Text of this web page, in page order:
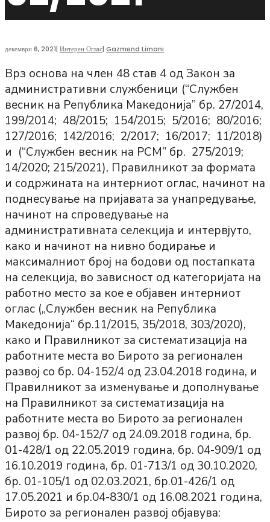
декември 6, 2021| Интерен Оглас| Gazmend Limani
Врз основа на член 48 став 4 од Закон за
административни службеници (“Службен
весник на Република Македонија” бр. 27/2014,
199/2014; 48/2015; 154/2015; 5/2016; 80/2016;
127/2016; 142/2016; 2/2017; 16/2017; 11/2018)
и (“Службен весник на РСМ” бр. 275/2019;
14/2020; 215/2021), Правилникот за формата
и содржината на интерниот оглас, начинот на
поднесување на пријавата за унапредување,
начинот на спроведување на
административната селекција и интервјуто,
како и начинот на нивно бодирање и
максималниот број на бодови од постапката
на селекција, во зависност од категоријата на
работно место за кое е објавен интерниот
оглас („Службен весник на Република
Македонија“ бр.11/2015, 35/2018, 303/2020),
како и Правилникот за систематизација на
работните места во Бирото за регионален
развој со бр. 04-152/4 од 23.04.2018 година, и
Правилникот за изменување и дополнување
на Правилникот за систематизација на
работните места во Бирото за регионален
развој бр. 04-152/7 од 24.09.2018 година, бр.
01-428/1 од 22.05.2019 година, бр. 04-909/1 од
16.10.2019 година, бр. 01-713/1 од 30.10.2020,
бр. 01-105/1 од 02.03.2021, бр.01-426/1 од
17.05.2021 и бр.04-830/1 од 16.08.2021 година,
Бирото за регионален развој објавува: